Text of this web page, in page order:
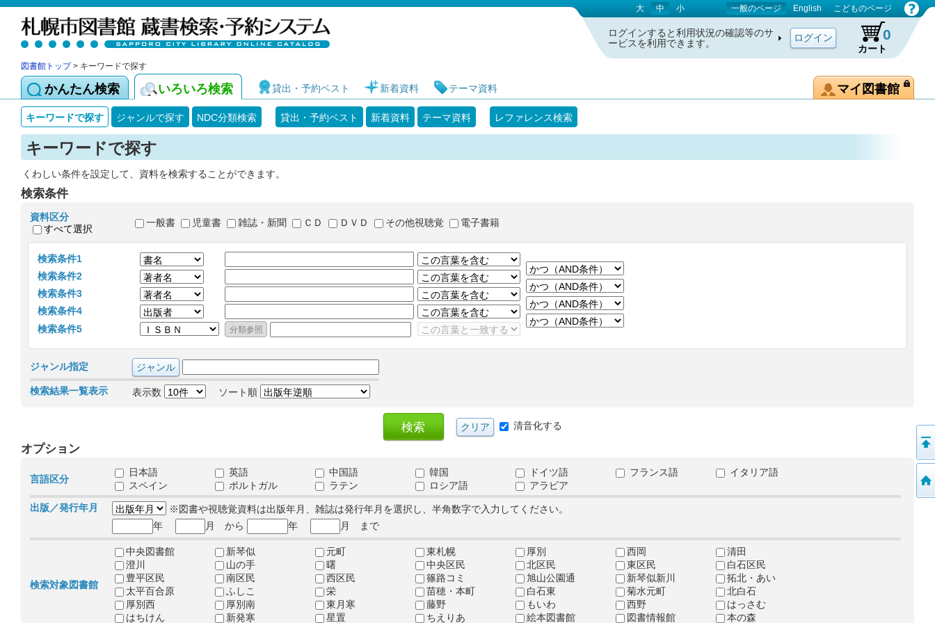
札幌市図書館 蔵書検索・予約システム 大 中 小 一般のページ English こどものページ
ログインすると利用状況の確認等のサ
ービスを利用できます。
カート
0
図書館トップ> キーワードで探す
かんたん検索 いろいろ検索 貸出・予約ベスト 新着資料 テーマ資料 マイ図書館
キーワードで探す ジャンルで探す NDC分類検索 貸出・予約ベスト 新着資料 テーマ資料 レファレンス検索
キーワードで探す
くわしい条件を設定して、資料を検索することができます。
検索条件
資料区分
すべて選択
一般書 児童書 雑誌・新聞 ＣＤ ＤＶＤ その他視聴覚 電子書籍
検索条件1
検索条件2
検索条件3
検索条件4
検索条件5
ジャンル指定
検索結果一覧表示 表示数 ソート順
清音化する
オプション
言語区分
日本語 英語 中国語 韓国 ドイツ語 フランス語
イタリア語
スペイン
ポルトガル ラテン ロシア語
アラビア
出版／発行年月
※図書や視聴覚資料は出版年月、雑誌は発行年月を選択し、半角数字で入力してください。
年
月 から 年 月 まで
検索対象図書館
中央図書館 新琴似 元町 東札幌 厚別 西岡
清田
澄川
山の手 曙 中央区民 北区民 東区民
白石区民
豊平区民
南区民 西区民 篠路コミ 旭山公園通 新琴似新川
拓北・あい
太平百合原
ふしこ 栄 苗穂・本町 白石東 菊水元町
北白石
厚別西
厚別南 東月寒 藤野 もいわ 西野
はっさむ
はちけん
新発寒 星置 ちえりあ 絵本図書館 図書情報館 本の森